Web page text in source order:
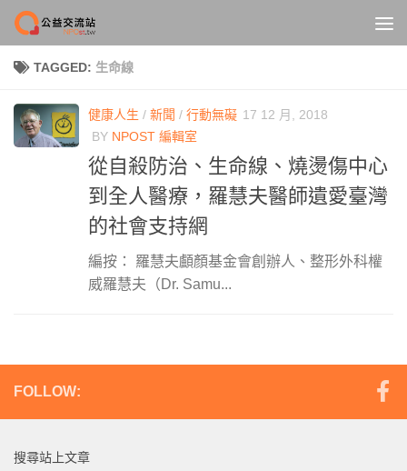
Skip to content
TAGGED: 生命線
健康人生 / 新聞 / 行動無礙 17 12 月, 2018
BY NPOST 編輯室
從自殺防治、生命線、燒燙傷中心
到全人醫療，羅慧夫醫師遺愛臺灣
的社會支持網
編按： 羅慧夫顱顏基金會創辦人、整形外科權
威羅慧夫（Dr. Samu...
FOLLOW:
搜尋站上文章